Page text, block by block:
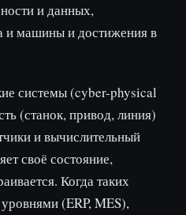
и данных,
и машины и достижения в
системы (cyber-physical
(станок, привод, линия)
и вычислительный
своё состояние,
Когда таких
(ERP, MES),